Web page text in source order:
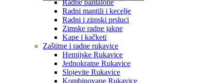
Radne pantalone
Radni mantili i kecelje
Radni i zimski prsluci
Zimske radne jakne
Kape i kačketi
Zaštitne i radne rukavice
Hemijske Rukavice
Jednokratne Rukavice
Slojevite Rukavice
Kombinovane Rukavice